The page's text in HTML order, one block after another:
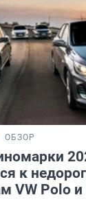
ОБЗОР
к
VW Polo